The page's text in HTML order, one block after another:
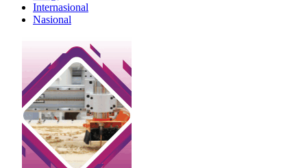
Internasional
Nasional